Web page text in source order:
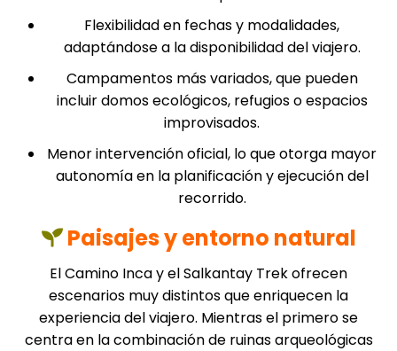
Flexibilidad en fechas y modalidades,
adaptándose a la disponibilidad del viajero.
Campamentos más variados, que pueden
incluir domos ecológicos, refugios o espacios
improvisados.
Menor intervención oficial, lo que otorga mayor
autonomía en la planificación y ejecución del
recorrido.
Paisajes y entorno natural
El Camino Inca y el Salkantay Trek ofrecen
escenarios muy distintos que enriquecen la
experiencia del viajero. Mientras el primero se
centra en la combinación de ruinas arqueológicas